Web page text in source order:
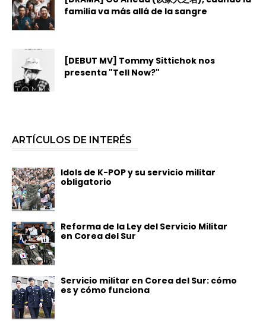
familia va más allá de la sangre
[DEBUT MV] Tommy Sittichok nos
presenta "Tell Now?"
ARTÍCULOS DE INTERÉS
Idols de K-POP y su servicio militar
obligatorio
Reforma de la Ley del Servicio Militar
en Corea del Sur
Servicio militar en Corea del Sur: cómo
es y cómo funciona